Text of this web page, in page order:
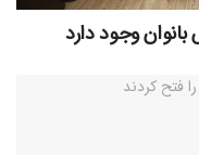
وجود دارد